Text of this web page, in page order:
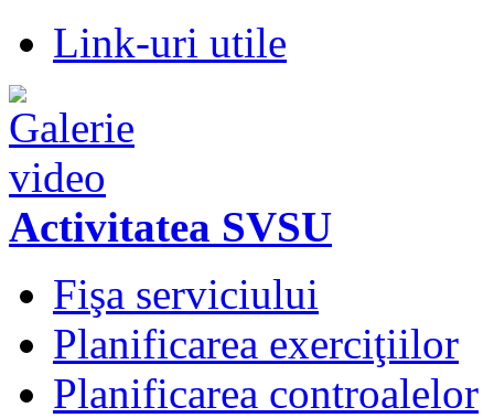
Link-uri utile
Activitatea SVSU
Fişa serviciului
Planificarea exerciţiilor
Planificarea controalelor